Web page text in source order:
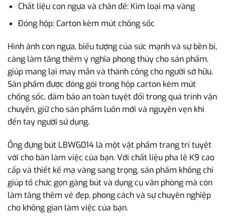
Chất liệu con ngựa và chân đế: Kim loại mạ vàng
Đóng hộp: Carton kèm mút chống sốc
Hình ảnh con ngựa, biểu tượng của sức mạnh và sự bền bỉ,
càng làm tăng thêm ý nghĩa phong thủy cho sản phẩm,
giúp mang lại may mắn và thành công cho người sở hữu.
Sản phẩm được đóng gói trong hộp carton kèm mút
chống sốc, đảm bảo an toàn tuyệt đối trong quá trình vận
chuyển, giữ cho sản phẩm luôn mới và nguyên vẹn khi
đến tay người sử dụng.
Ống đựng bút LBWG014 là một vật phẩm trang trí tuyệt
vời cho bàn làm việc của bạn. Với chất liệu pha lê K9 cao
cấp và thiết kế mạ vàng sang trọng, sản phẩm không chỉ
giúp tổ chức gọn gàng bút và dụng cụ văn phòng mà còn
làm tăng thêm vẻ đẹp, phong cách và sự chuyên nghiệp
cho không gian làm việc của bạn.